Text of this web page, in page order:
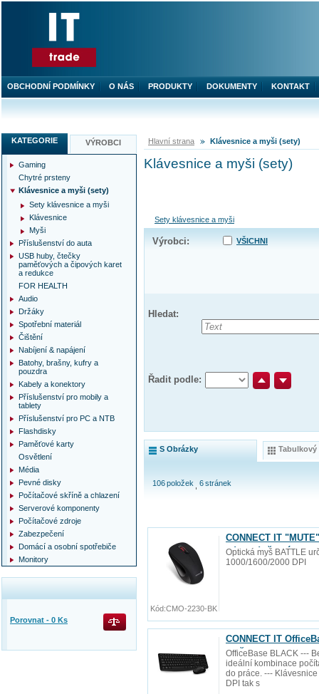
Hlavní strana Klávesnice a myši (sety)
Klávesnice a myši (sety)
Sety klávesnice a myši
Výrobci: VŠICHNI
Hledat:
Řadit podle:
S Obrázky Tabulkový
106položek 6stránek
CONNECT IT
zdarma), černá
Optická myš BATTLE
1000/1600/2000 DPI
Kód:CMO-2230-BK
CONNECT IT
myš
OfficeBase BLACK ---
ideální kombinace
do práce. ---
DPI tak s
KATEGORIE VÝROBCI
Gaming
Chytré prsteny
Klávesnice a myši (sety)
Sety klávesnice a myši
Klávesnice
Myši
Příslušenství do auta
USB huby, čtečky
paměťových a čipových karet
a redukce
FOR HEALTH
Audio
Držáky
Spotřební materiál
Čištění
Nabíjení & napájení
Batohy, brašny, kufry a
pouzdra
Kabely a konektory
Příslušenství pro mobily a
tablety
Příslušenství pro PC a NTB
Flashdisky
Paměťové karty
Osvětlení
Média
Pevné disky
Počítačové skříně a chlazení
Serverové komponenty
Počítačové zdroje
Zabezpečení
Domácí a osobní spotřebiče
Monitory
Porovnat - 0 Ks
OBCHODNÍ PODMÍNKY O NÁS PRODUKTY DOKUMENTY KONTAKT